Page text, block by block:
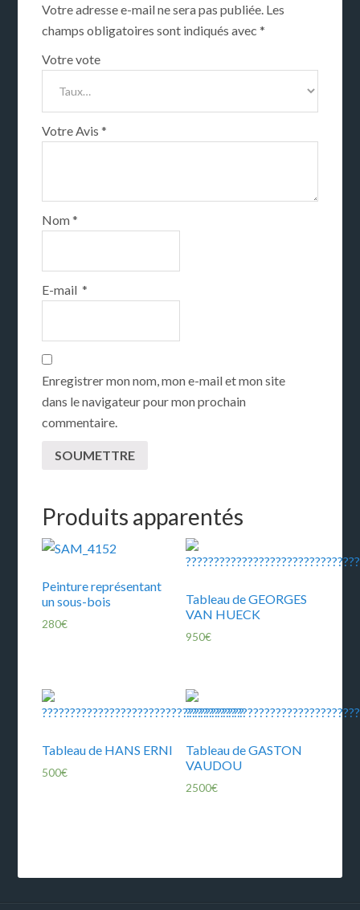
Votre adresse e-mail ne sera pas publiée. Les
champs obligatoires sont indiqués avec*
Votre vote
Votre Avis*
Nom*
E-mail*
Enregistrer mon nom, mon e-mail et mon site
dans le navigateur pour mon prochain
commentaire.
Produits apparentés
Peinture représentant
un sous-bois
280€
Tableau de GEORGES
VAN HUECK
950€
Tableau de HANS ERNI
500€
Tableau de GASTON
VAUDOU
2500€